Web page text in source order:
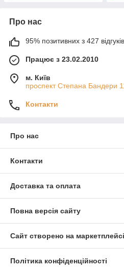
Про нас
95% позитивних з 427
Працює з 23.02.2010
м. Київ
проспект Степана Бандери
Контакти
Про нас
Контакти
Доставка та оплата
Повна версія сайту
Сайт створено на маркетплейсі
Політика конфіденційності